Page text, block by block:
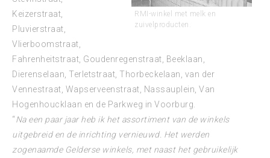
RMI-winkel met melk en
zuivelproducten.
Keizerstraat,
Pluvierstraat,
Vlierboomstraat,
Fahrenheitstraat, Goudenregenstraat, Beeklaan,
Dierenselaan, Terletstraat, Thorbeckelaan, van der
Vennestraat, Wapserveenstraat, Nassauplein, Van
Hogenhoucklaan en de Parkweg in Voorburg.
“Na een paar jaar heb ik het assortiment van de winkels
uitgebreid en de inrichting vernieuwd. Het werden
zogenaamde Gelderse winkels, met naast het gebruikelijk